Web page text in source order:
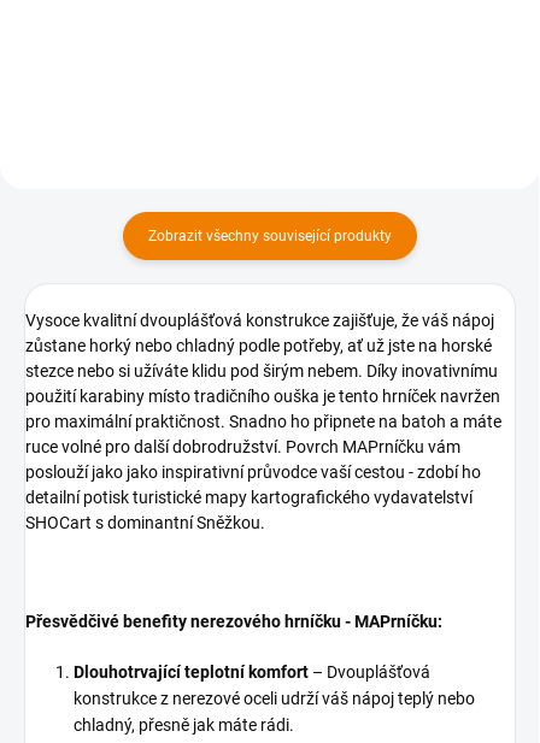
Zobrazit všechny související produkty
Vysoce kvalitní dvouplášťová konstrukce zajišťuje, že váš nápoj
zůstane horký nebo chladný podle potřeby, ať už jste na horské
stezce nebo si užíváte klidu pod širým nebem. Díky inovativnímu
použití karabiny místo tradičního ouška je tento hrníček navržen
pro maximální praktičnost. Snadno ho připnete na batoh a máte
ruce volné pro další dobrodružství. Povrch MAPrníčku vám
poslouží jako jako inspirativní průvodce vaší cestou - zdobí ho
detailní potisk turistické mapy kartografického vydavatelství
SHOCart s dominantní Sněžkou.
Přesvědčivé benefity nerezového hrníčku - MAPrníčku:
Dlouhotrvající teplotní komfort – Dvouplášťová
konstrukce z nerezové oceli udrží váš nápoj teplý nebo
chladný, přesně jak máte rádi.